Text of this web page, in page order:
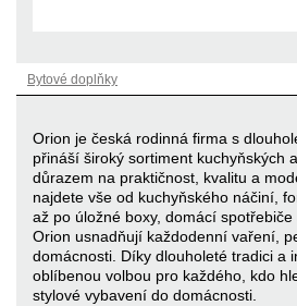
Bytové doplňky
Orion je česká rodinná firma s
přináší široký sortiment kuchyňských
důrazem na praktičnost, kvalitu a
najdete vše od kuchyňského náčiní,
až po úložné boxy, domácí
Orion usnadňují každodenní vaření,
domácnosti. Díky dlouholeté tradici a
oblíbenou volbou pro každého, kdo
stylové vybavení do domácnosti.